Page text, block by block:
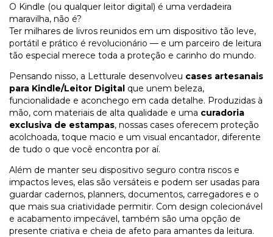
O Kindle (ou qualquer leitor digital) é uma verdadeira
maravilha, não é?
Ter milhares de livros reunidos em um dispositivo tão leve,
portátil e prático é revolucionário — e um parceiro de leitura
tão especial merece toda a proteção e carinho do mundo.
Pensando nisso, a Letturale desenvolveu cases artesanais
para Kindle/Leitor Digital que unem beleza,
funcionalidade e aconchego em cada detalhe. Produzidas à
mão, com materiais de alta qualidade e uma curadoria
exclusiva de estampas, nossas cases oferecem proteção
acolchoada, toque macio e um visual encantador, diferente
de tudo o que você encontra por aí.
Além de manter seu dispositivo seguro contra riscos e
impactos leves, elas são versáteis e podem ser usadas para
guardar cadernos, planners, documentos, carregadores e o
que mais sua criatividade permitir. Com design colecionável
e acabamento impecável, também são uma opção de
presente criativa e cheia de afeto para amantes da leitura.